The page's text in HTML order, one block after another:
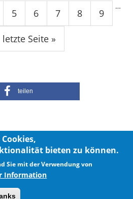
5 6 7 8 9
…
letzte Seite »
teilen
bieten zu können.
Sie mit der Verwendung von
Information